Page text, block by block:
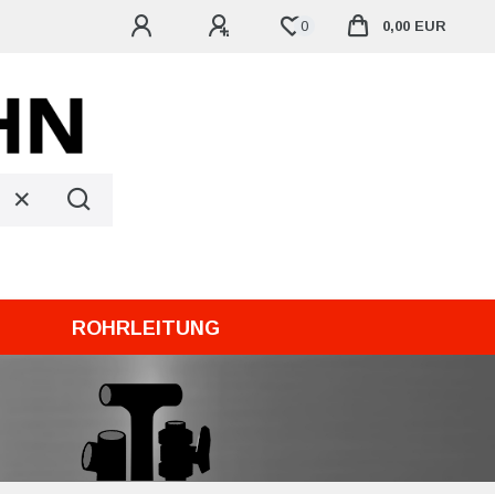
0 0,00 EUR
ROHRLEITUNG